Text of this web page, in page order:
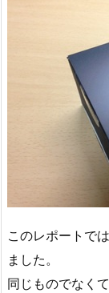
このレポートで
ました。
同じものでなく